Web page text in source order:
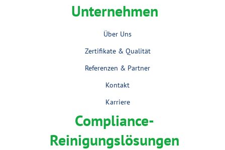
Unternehmen
Über Uns
Zertifikate & Qualität
Referenzen & Partner
Kontakt
Karriere
Compliance-
Reinigungslösungen